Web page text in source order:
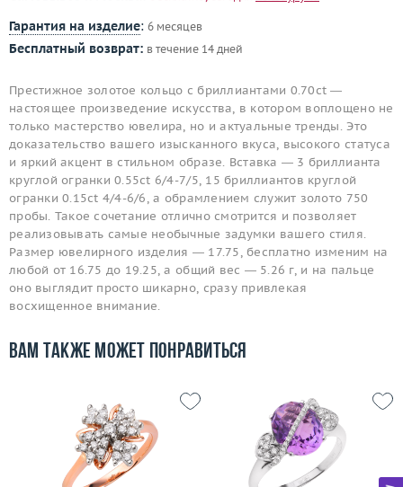
Гарантия на изделие: 6 месяцев
Бесплатный возврат: в течение 14 дней
Престижное золотое кольцо с бриллиантами 0.70ct —
настоящее произведение искусства, в котором воплощено не
только мастерство ювелира, но и актуальные тренды. Это
доказательство вашего изысканного вкуса, высокого статуса
и яркий акцент в стильном образе. Вставка — 3 бриллианта
круглой огранки 0.55ct 6/4-7/5, 15 бриллиантов круглой
огранки 0.15ct 4/4-6/6, а обрамлением служит золото 750
пробы. Такое сочетание отлично смотрится и позволяет
реализовывать самые необычные задумки вашего стиля.
Размер ювелирного изделия — 17.75, бесплатно изменим на
любой от 16.75 до 19.25, а общий вес — 5.26 г, и на пальце
оно выглядит просто шикарно, сразу привлекая
восхищенное внимание.
Вам также может понравиться